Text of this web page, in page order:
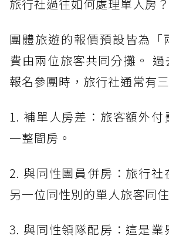
旅行社過往如何處理單人房？
團體旅遊的報價預設皆為「
費由兩位旅客共同分攤。
報名參團時，旅行社通常有
1. 補單人房差：旅客額外付
一整間房。
2. 與同性團員併房：旅行社
另一位同性別的單人旅客同住
3. 與同性領隊配房：這是業